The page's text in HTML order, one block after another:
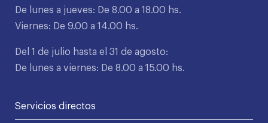
De lunes a jueves: De 8.00 a 18.00 hs.
Viernes: De 9.00 a 14.00 hs.
Del 1 de julio hasta el 31 de agosto:
De lunes a viernes: De 8.00 a 15.00 hs.
Servicios directos